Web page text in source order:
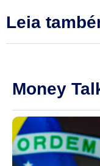
Leia
Money